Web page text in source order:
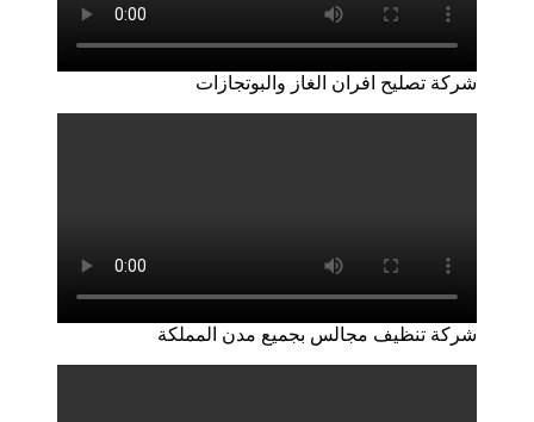
شركة تصليح افران الغاز والبوتجازات
شركة تنظيف مجالس بجميع مدن المملكة